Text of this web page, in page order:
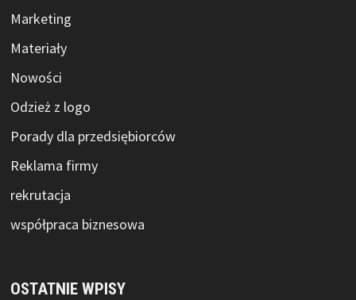
Marketing
Materiały
Nowości
Odzież z logo
Porady dla przedsiębiorców
Reklama firmy
rekrutacja
współpraca biznesowa
OSTATNIE WPISY